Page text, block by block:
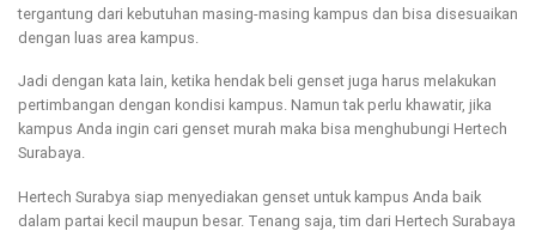
tergantung dari kebutuhan masing-masing kampus dan bisa disesuaikan
dengan luas area kampus.
Jadi dengan kata lain, ketika hendak beli genset juga harus melakukan
pertimbangan dengan kondisi kampus. Namun tak perlu khawatir, jika
kampus Anda ingin cari genset murah maka bisa menghubungi Hertech
Surabaya.
Hertech Surabya siap menyediakan genset untuk kampus Anda baik
dalam partai kecil maupun besar. Tenang saja, tim dari Hertech Surabaya